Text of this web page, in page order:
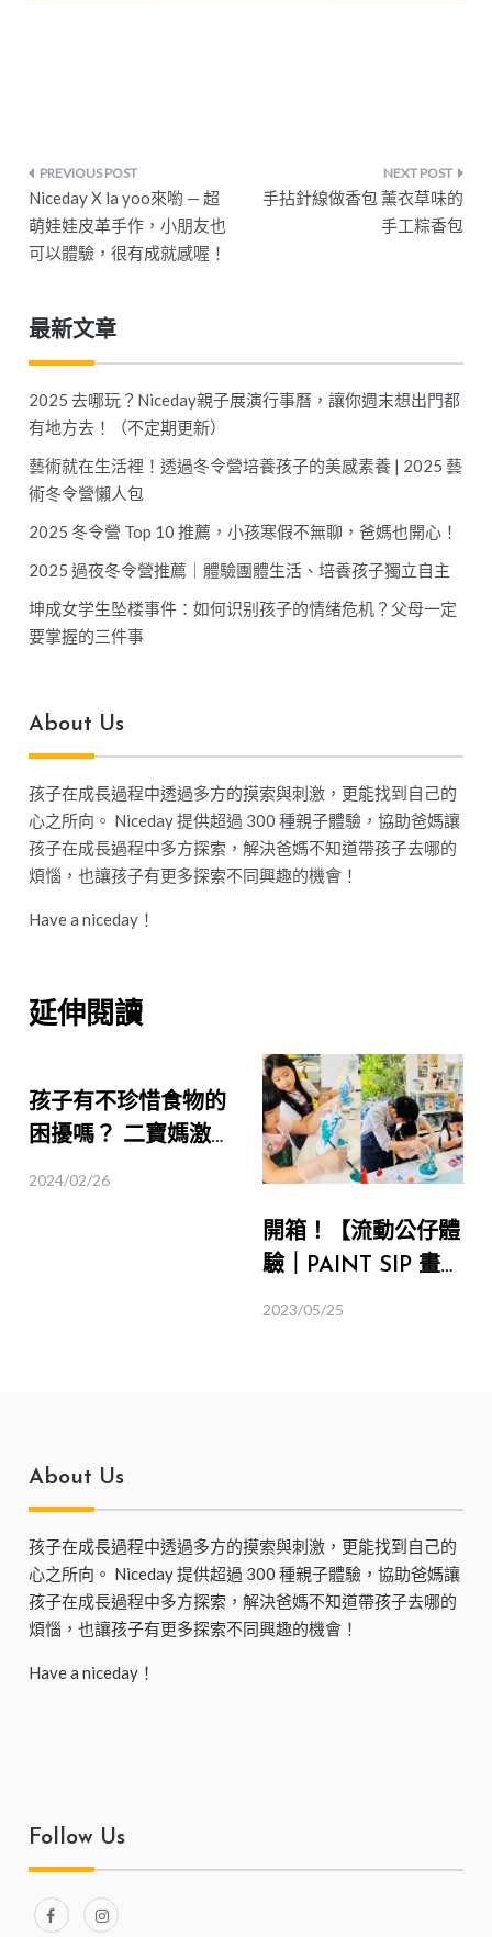
文
章
導
覽
Niceday X la yoo來喲 — 超
萌娃娃皮革手作，小朋友也
可以體驗，很有成就感喔！
手拈針線做香包 薰衣草味的
手工粽香包
最新文章
2025 去哪玩？Niceday親子展演行事曆，讓你週末想出門都
有地方去！（不定期更新）
藝術就在生活裡！透過冬令營培養孩子的美感素養 | 2025 藝
術冬令營懶人包
2025 冬令營 Top 10 推薦，小孩寒假不無聊，爸媽也開心！
2025 過夜冬令營推薦｜體驗團體生活、培養孩子獨立自主
坤成女学生坠楼事件：如何识别孩子的情绪危机？父母一定
要掌握的三件事
About Us
孩子在成長過程中透過多方的摸索與刺激，更能找到自己的
心之所向。 Niceday 提供超過 300 種親子體驗，協助爸媽讓
孩子在成長過程中多方探索，解決爸媽不知道帶孩子去哪的
煩惱，也讓孩子有更多探索不同興趣的機會！
Have a niceday！
延伸閱讀
孩子有不珍惜食物的
困擾嗎？ 二寶媽激
2024/02/26
開箱！【流動公仔體
驗｜PAINT SIP 畫
2023/05/25
About Us
孩子在成長過程中透過多方的摸索與刺激，更能找到自己的
心之所向。 Niceday 提供超過 300 種親子體驗，協助爸媽讓
孩子在成長過程中多方探索，解決爸媽不知道帶孩子去哪的
煩惱，也讓孩子有更多探索不同興趣的機會！
Have a niceday！
Follow Us